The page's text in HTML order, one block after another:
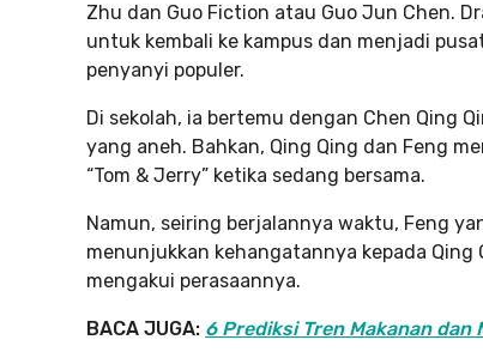
Zhu dan Guo Fiction atau Guo Jun Chen.
untuk kembali ke kampus dan menjadi
penyanyi populer.
Di sekolah, ia bertemu dengan Chen Qing
yang aneh. Bahkan, Qing Qing dan Feng
“Tom & Jerry” ketika sedang bersama.
Namun, seiring berjalannya waktu, Feng
menunjukkan kehangatannya kepada
mengakui perasaannya.
BACA JUGA: 6 Prediksi Tren Makanan dan